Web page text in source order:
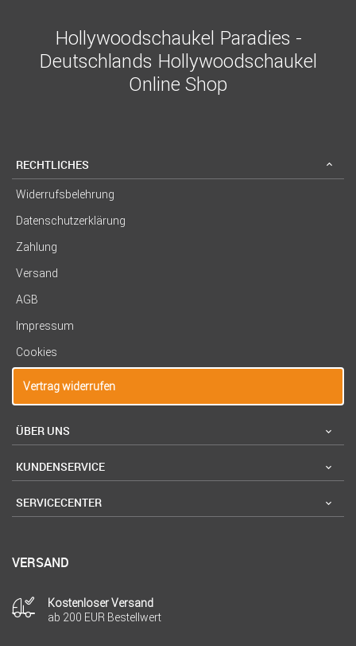
Hollywoodschaukel Paradies -
Deutschlands Hollywoodschaukel
Online Shop
RECHTLICHES
Widerrufsbelehrung
Datenschutzerklärung
Zahlung
Versand
AGB
Impressum
Cookies
Vertrag widerrufen
ÜBER UNS
KUNDENSERVICE
SERVICECENTER
VERSAND
Kostenloser Versand
ab 200 EUR Bestellwert